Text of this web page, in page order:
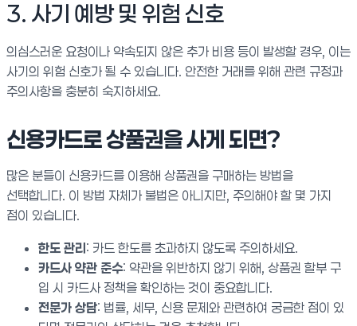
3. 사기 예방 및 위험 신호
의심스러운 요청이나 약속되지 않은 추가 비용 등이 발생할 경우, 이는
사기의 위험 신호가 될 수 있습니다. 안전한 거래를 위해 관련 규정과
주의사항을 충분히 숙지하세요.
신용카드로 상품권을 사게 되면?
많은 분들이 신용카드를 이용해 상품권을 구매하는 방법을
선택합니다. 이 방법 자체가 불법은 아니지만, 주의해야 할 몇 가지
점이 있습니다.
한도 관리: 카드 한도를 초과하지 않도록 주의하세요.
카드사 약관 준수: 약관을 위반하지 않기 위해, 상품권 할부 구
입 시 카드사 정책을 확인하는 것이 중요합니다.
전문가 상담: 법률, 세무, 신용 문제와 관련하여 궁금한 점이 있